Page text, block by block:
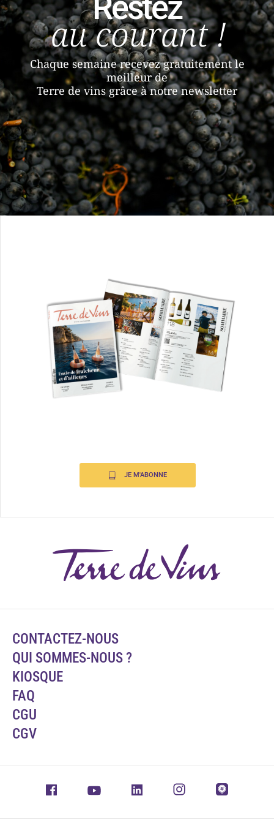
au courant !
Chaque semaine recevez gratuitement le
meilleur de
Terre de vins grâce à notre newsletter
JE M'ABONNE
CONTACTEZ-NOUS
QUI SOMMES-NOUS ?
KIOSQUE
FAQ
CGU
CGV